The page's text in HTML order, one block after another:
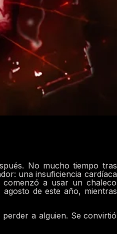
No mucho tiempo tras
una insuficiencia cardíaca
a usar un chaleco
de este año, mientras
a alguien. Se convirtió